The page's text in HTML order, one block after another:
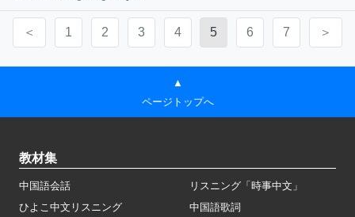
＜ 1 2 3 4 5 6 7 ＞
▲
ページトップへ
教材集
中国語会話
リスニング「時事中文」
ひよこ中文リスニング
中国語歌詞